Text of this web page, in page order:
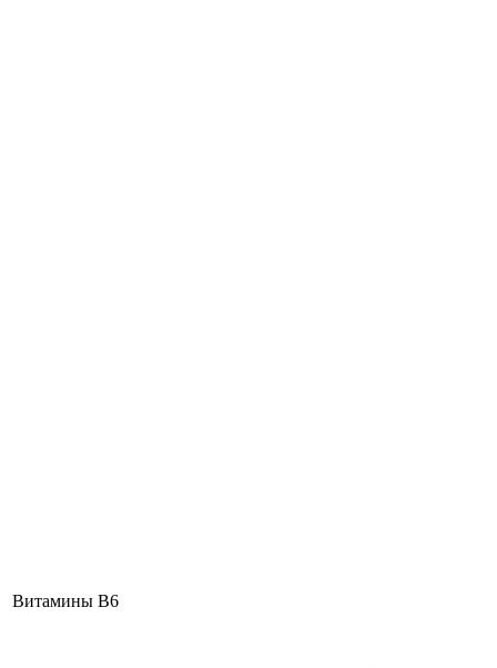
Витамины В6